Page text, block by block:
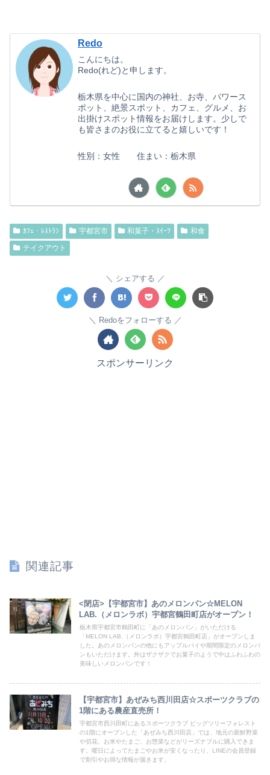
Redo
こんにちは。
Redo(れど)と申します。
栃木県を中心に国内の神社、お寺、パワース
ポット、絶景スポット、カフェ、グルメ、お
出掛けスポット情報をお届けします。少しで
も皆さまのお役に立てると嬉しいです！
性別：女性 住まい：栃木県
ｶﾌｪ・ﾚｽﾄﾗﾝ 宇都宮市 和菓子・ｽｲｰﾂ
和食
テイクアウト
シェアする
Redoをフォローする
スポンサーリンク
関連記事
<閉店>【宇都宮市】あのメロンパン☆MELON
LAB.（メロンラボ）宇都宮鶴田町店がオープン！
栃木県宇都宮市鶴田町に「あのメロンパン」がいただける
「MELON LAB.（メロンラボ）宇都宮鶴田町店」がオープンしま
した。あのメロンパンの他にもアップルパイや期間限定のメロンパ
ンもいただけます。外はザクザクでお菓子のようで中はふわふわの
美味しいメロンパンです！
【宇都宮市】あぜみち西川田店☆スポーツクラブの
1階にある農産直売所！
宇都宮市西川田町にあるスポーツクラブ ビッグツリーフォレスト
の1階にオープンした「あぜみち西川田店」では、地元の新鮮野菜
や切花、お米やたまご、お惣菜などがリーズナブルに購入できま
す。曜日によってたまごやお米が安くなったり、LINEの会員登録
で割引やお得な情報が届きます。